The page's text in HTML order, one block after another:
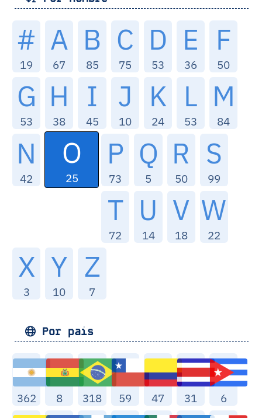
#
19
A
67
B
85
C
75
D
53
E
36
F
50
G
53
H
38
I
45
J
10
K
24
L
53
M
84
N
42
O
25
P
73
Q
5
R
50
S
99
T
72
U
14
V
18
W
22
X
3
Y
10
Z
7
Por pais
362 8 318 59 47 31 6